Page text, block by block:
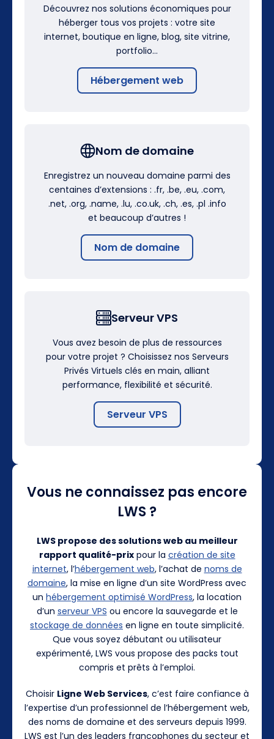
Découvrez nos solutions économiques pour
héberger tous vos projets : votre site
internet, boutique en ligne, blog, site vitrine,
portfolio…
Hébergement web
Nom de domaine
Enregistrez un nouveau domaine parmi des
centaines d’extensions : .fr, .be, .eu, .com,
.net, .org, .name, .lu, .co.uk, .ch, .es, .pl .info
et beaucoup d’autres !
Nom de domaine
Serveur VPS
Vous avez besoin de plus de ressources
pour votre projet ? Choisissez nos Serveurs
Privés Virtuels clés en main, alliant
performance, flexibilité et sécurité.
Serveur VPS
Vous ne connaissez pas encore
LWS ?
LWS propose des solutions web au meilleur
rapport qualité-prixpour la création de site
internet, l’hébergement web, l’achat de noms de
domaine, la mise en ligne d’un site WordPress avec
un hébergement optimisé WordPress, la location
d’un serveur VPS ou encore la sauvegarde et le
stockage de données en ligne en toute simplicité.
Que vous soyez débutant ou utilisateur
expérimenté, LWS vous propose des packs tout
compris et prêts à l’emploi.
Choisir Ligne Web Services, c’est faire confiance à
l’expertise d’un professionnel de l’hébergement web,
des noms de domaine et des serveurs depuis 1999.
LWS est l’un des leaders francophones du secteur et